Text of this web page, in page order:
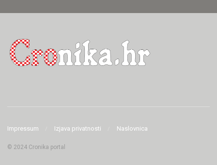
Impressum Izjava privatnosti Naslovnica
© 2024 Cronika portal